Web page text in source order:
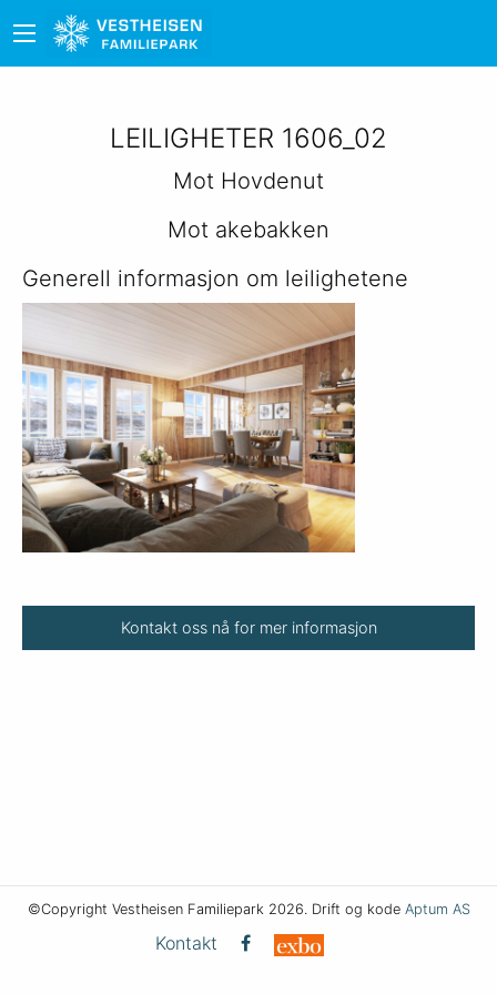
LEILIGHETER 1606_02
Mot Hovdenut
Mot akebakken
Generell informasjon om leilighetene
Kontakt oss nå for mer informasjon
©Copyright Vestheisen Familiepark 2026. Drift og kode Aptum AS
Kontakt